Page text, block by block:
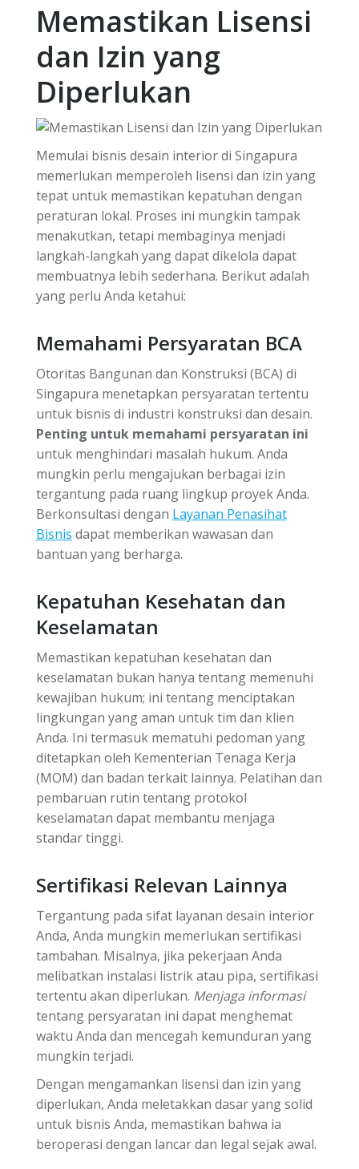
Memastikan Lisensi
dan Izin yang
Diperlukan
Memulai bisnis desain interior di Singapura
memerlukan memperoleh lisensi dan izin yang
tepat untuk memastikan kepatuhan dengan
peraturan lokal. Proses ini mungkin tampak
menakutkan, tetapi membaginya menjadi
langkah-langkah yang dapat dikelola dapat
membuatnya lebih sederhana. Berikut adalah
yang perlu Anda ketahui:
Memahami Persyaratan BCA
Otoritas Bangunan dan Konstruksi (BCA) di
Singapura menetapkan persyaratan tertentu
untuk bisnis di industri konstruksi dan desain.
Penting untuk memahami persyaratan ini
untuk menghindari masalah hukum. Anda
mungkin perlu mengajukan berbagai izin
tergantung pada ruang lingkup proyek Anda.
Berkonsultasi dengan Layanan Penasihat
Bisnis dapat memberikan wawasan dan
bantuan yang berharga.
Kepatuhan Kesehatan dan
Keselamatan
Memastikan kepatuhan kesehatan dan
keselamatan bukan hanya tentang memenuhi
kewajiban hukum; ini tentang menciptakan
lingkungan yang aman untuk tim dan klien
Anda. Ini termasuk mematuhi pedoman yang
ditetapkan oleh Kementerian Tenaga Kerja
(MOM) dan badan terkait lainnya. Pelatihan dan
pembaruan rutin tentang protokol
keselamatan dapat membantu menjaga
standar tinggi.
Sertifikasi Relevan Lainnya
Tergantung pada sifat layanan desain interior
Anda, Anda mungkin memerlukan sertifikasi
tambahan. Misalnya, jika pekerjaan Anda
melibatkan instalasi listrik atau pipa, sertifikasi
tertentu akan diperlukan. Menjaga informasi
tentang persyaratan ini dapat menghemat
waktu Anda dan mencegah kemunduran yang
mungkin terjadi.
Dengan mengamankan lisensi dan izin yang
diperlukan, Anda meletakkan dasar yang solid
untuk bisnis Anda, memastikan bahwa ia
beroperasi dengan lancar dan legal sejak awal.